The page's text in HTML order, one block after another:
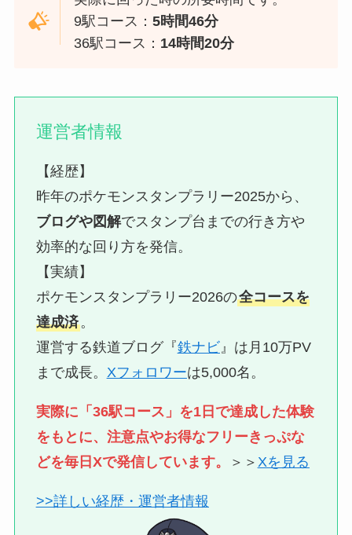
9駅コース：5時間46分
36駅コース： 14時間20分
運営者情報
【経歴】
昨年のポケモンスタンプラリー2025から、
ブログや図解でスタンプ台までの行き方や
効率的な回り方を発信。
【実績】
ポケモンスタンプラリー2026の全コースを
達成済。
運営する鉄道ブログ『鉄ナビ』は月10万PV
まで成長。 Xフォロワーは5,000名。
実際に「36駅コース」を1日で達成した体験
をもとに、注意点やお得なフリーきっぷな
どを毎日Xで発信しています。
＞＞ Xを見る
>>詳しい経歴・運営者情報